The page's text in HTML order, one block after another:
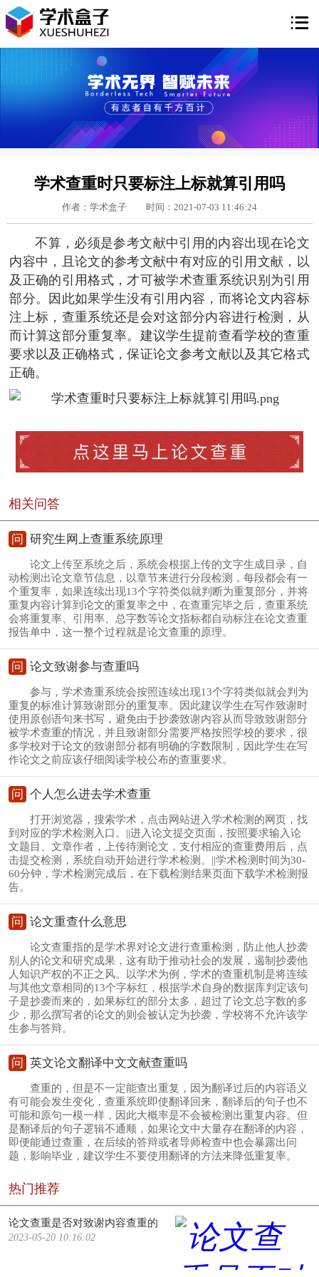

学术查重时只要标注上标就算引用吗
作者：学术盒子 时间：2021-07-03 11:46:24
不算，必须是参考文献中引用的内容出现在论文
内容中，且论文的参考文献中有对应的引用文献，以
及正确的引用格式，才可被学术查重系统识别为引用
部分。因此如果学生没有引用内容，而将论文内容标
注上标，查重系统还是会对这部分内容进行检测，从
而计算这部分重复率。建议学生提前查看学校的查重
要求以及正确格式，保证论文参考文献以及其它格式
正确。
相关问答
问 研究生网上查重系统原理
论文上传至系统之后，系统会根据上传的文字生成目录，自
动检测出论文章节信息，以章节来进行分段检测，每段都会有一
个重复率，如果连续出现13个字符类似就判断为重复部分，并将
重复内容计算到论文的重复率之中，在查重完毕之后，查重系统
会将重复率、引用率、总字数等论文指标都自动标注在论文查重
报告单中，这一整个过程就是论文查重的原理。
问 论文致谢参与查重吗
参与，学术查重系统会按照连续出现13个字符类似就会判为
重复的标准计算致谢部分的重复率。因此建议学生在写作致谢时
使用原创语句来书写，避免由于抄袭致谢内容从而导致致谢部分
被学术查重的情况，并且致谢部分需要严格按照学校的要求，很
多学校对于论文的致谢部分都有明确的字数限制，因此学生在写
作论文之前应该仔细阅读学校公布的查重要求。
问 个人怎么进去学术查重
打开浏览器，搜索学术，点击网站进入学术检测的网页，找
到对应的学术检测入口。||进入论文提交页面，按照要求输入论
文题目、文章作者，上传待测论文，支付相应的查重费用后，点
击提交检测，系统自动开始进行学术检测。||学术检测时间为30-
60分钟，学术检测完成后，在下载检测结果页面下载学术检测报
告。
问 论文重查什么意思
论文查重指的是学术界对论文进行查重检测，防止他人抄袭
别人的论文和研究成果，这有助于推动社会的发展，遏制抄袭他
人知识产权的不正之风。以学术为例，学术的查重机制是将连续
与其他文章相同的13个字标红，根据学术自身的数据库判定该句
子是抄袭而来的，如果标红的部分太多，超过了论文总字数的多
少，那么撰写者的论文的则会被认定为抄袭，学校将不允许该学
生参与答辩。
问 英文论文翻译中文文献查重吗
查重的，但是不一定能查出重复，因为翻译过后的内容语义
有可能会发生变化，查重系统即使翻译回来，翻译后的句子也不
可能和原句一模一样，因此大概率是不会被检测出重复内容。但
是翻译后的句子逻辑不通顺，如果论文中大量存在翻译的内容，
即便能通过查重，在后续的答辩或者导师检查中也会暴露出问
题，影响毕业，建议学生不要使用翻译的方法来降低重复率。
热门推荐
论文查重是否对致谢内容查重的
2023-05-20 10:16:02